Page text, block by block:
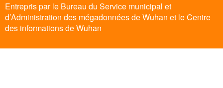
Entrepris par le Bureau du Service municipal et
d’Administration des mégadonnées de Wuhan et le Centre
des informations de Wuhan